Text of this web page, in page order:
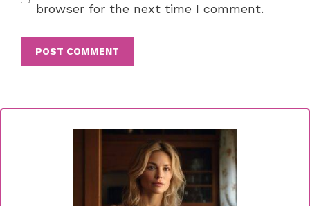
browser for the next time I comment.